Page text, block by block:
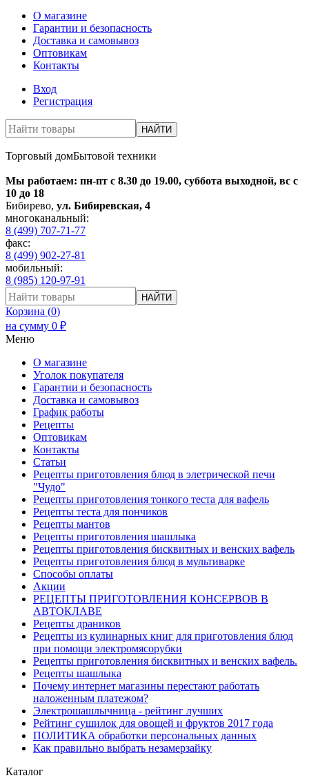
О магазине
Гарантии и безопасность
Доставка и самовывоз
Оптовикам
Контакты
Вход
Регистрация
НАЙТИ
Торговый домБытовой техники
Мы работаем: пн-пт с 8.30 до 19.00, суббота выходной, вс с
10 до 18
Бибирево, ул. Бибиревская, 4
многоканальный:
8 (499) 707-71-77
факс:
8 (499) 902-27-81
мобильный:
8 (985) 120-97-91
НАЙТИ
Корзина (0)
на сумму 0 ₽
Меню
О магазине
Уголок покупателя
Гарантии и безопасность
Доставка и самовывоз
График работы
Рецепты
Оптовикам
Контакты
Статьи
Рецепты приготовления блюд в элетрической печи
"Чудо"
Рецепты приготовления тонкого теста для вафель
Рецепты теста для пончиков
Рецепты мантов
Рецепты приготовления шашлыка
Рецепты приготовления бисквитных и венских вафель
Рецепты приготовления блюд в мультиварке
Способы оплаты
Акции
РЕЦЕПТЫ ПРИГОТОВЛЕНИЯ КОНСЕРВОВ В
АВТОКЛАВЕ
Рецепты драников
Рецепты из кулинарных книг для приготовления блюд
при помощи электромясорубки
Рецепты приготовления бисквитных и венских вафель.
Рецепты шашлыка
Почему интернет магазины перестают работать
наложенным платежом?
Электрошашлычница - рейтинг лучших
Рейтинг сушилок для овощей и фруктов 2017 года
ПОЛИТИКА обработки персональных данных
Как правильно выбрать незамерзайку
Каталог